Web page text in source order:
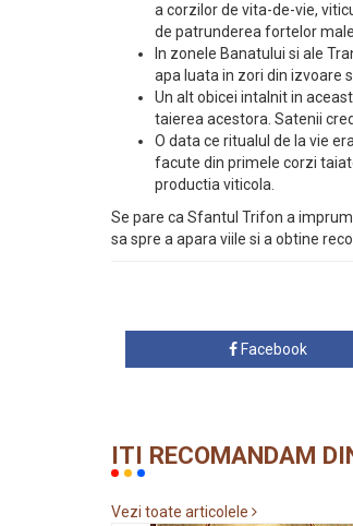
a corzilor de vita-de-vie,
de patrunderea fortelor
In zonele Banatului si ale
apa luata in zori din izvoare
Un alt obicei intalnit in
taierea acestora. Satenii
O data ce ritualul de la vie
facute din primele corzi
productia viticola.
Se pare ca Sfantul Trifon a
sa spre a apara viile si a obtine
Facebook
ITI RECOMANDAM
Vezi toate articolele